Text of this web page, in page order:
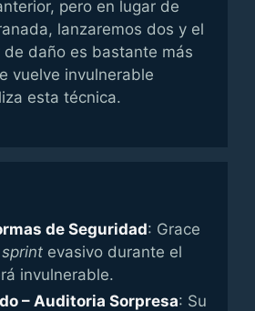
pero en lugar de
lanzaremos dos y el
daño es bastante más
vuelve invulnerable
esta técnica.
de Seguridad: Grace
sprint evasivo durante el
invulnerable.
– Auditoria Sorpresa: Su